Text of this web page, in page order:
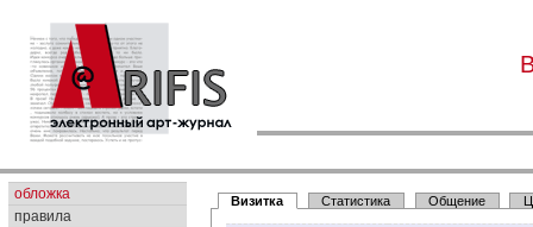
обложка
правила
Визитка Статистика Общение